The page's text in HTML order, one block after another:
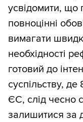
усвідомити, що
повноцінні
вимагати
необхідності
готовий до
суспільству,
ЄС, слід чесно
залишитися за